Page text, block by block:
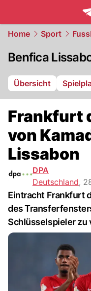
Home Sport
Benfica
Übersicht
Frankfurt
von
Lissabon
DPA
Deutschland,
Eintracht Frankfurt
des
Schlüsselspieler zu